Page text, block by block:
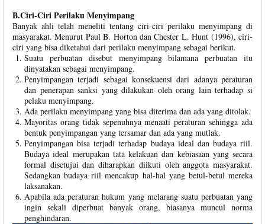
B.Ciri-Ciri Perilaku Menyimpang
Banyak ahli telah meneliti tentang ciri-ciri perilaku menyimpang di
masyarakat. Menurut Paul B. Horton dan Chester L. Hunt (1996), ciri-
ciri yang bisa diketahui dari perilaku menyimpang sebagai berikut.
Suatu perbuatan disebut menyimpang bilamana perbuatan itu
dinyatakan sebagai menyimpang.
Penyimpangan terjadi sebagai konsekuensi dari adanya peraturan
dan penerapan sanksi yang dilakukan oleh orang lain terhadap si
pelaku menyimpang.
Ada perilaku menyimpang yang bisa diterima dan ada yang ditolak.
Mayoritas orang tidak sepenuhnya menaati peraturan sehingga ada
bentuk penyimpangan yang tersamar dan ada yang mutlak.
Penyimpangan bisa terjadi terhadap budaya ideal dan budaya riil.
Budaya ideal merupakan tata kelakuan dan kebiasaan yang secara
formal disetujui dan diharapkan diikuti oleh anggota masyarakat.
Sedangkan budaya riil mencakup hal-hal yang betul-betul mereka
laksanakan.
Apabila ada peraturan hukum yang melarang suatu perbuatan yang
ingin sekali diperbuat banyak orang, biasanya muncul norma
penghindaran.